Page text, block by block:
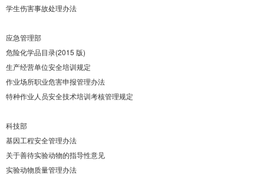
学生伤害事故处理办法
应急管理部
危险化学品目录(2015 版)
生产经营单位安全培训规定
作业场所职业危害申报管理办法
特种作业人员安全技术培训考核管理规定
科技部
基因工程安全管理办法
关于善待实验动物的指导性意见
实验动物质量管理办法